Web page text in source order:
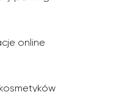
online